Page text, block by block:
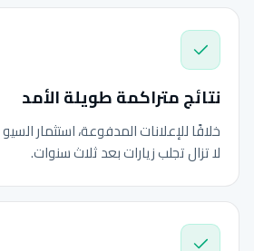
نتائج متراكمة طويلة الأمد
خلافًا للإعلانات المدفوعة، استثمار
لا تزال تجلب زيارات بعد ثلاث سنوات.